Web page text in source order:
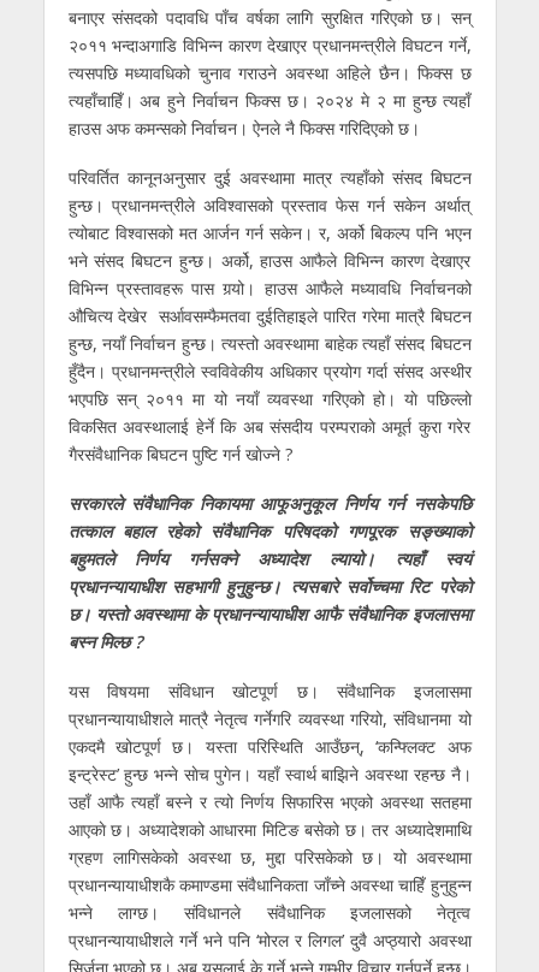
बनाएर संसदको पदावधि पाँच वर्षका लागि सुरक्षित गरिएको छ। सन्
२०११ भन्दाअगाडि विभिन्न कारण देखाएर प्रधानमन्त्रीले विघटन गर्ने,
त्यसपछि मध्यावधिको चुनाव गराउने अवस्था अहिले छैन। फिक्स छ
त्यहाँचाहिँ। अब हुने निर्वाचन फिक्स छ। २०२४ मे २ मा हुन्छ त्यहाँ
हाउस अफ कमन्सको निर्वाचन। ऐनले नै फिक्स गरिदिएको छ।
परिवर्तित कानूनअनुसार दुई अवस्थामा मात्र त्यहाँको संसद बिघटन
हुन्छ। प्रधानमन्त्रीले अविश्वासको प्रस्ताव फेस गर्न सकेन अर्थात्
त्योबाट विश्वासको मत आर्जन गर्न सकेन। र, अर्को बिकल्प पनि भएन
भने संसद बिघटन हुन्छ। अर्को, हाउस आफैले विभिन्न कारण देखाएर
विभिन्न प्रस्तावहरू पास गर्‍यो। हाउस आफैले मध्यावधि निर्वाचनको
औचित्य देखेर सर्आवसम्फैमतवा दुईतिहाइले पारित गरेमा मात्रै बिघटन
हुन्छ, नयाँ निर्वाचन हुन्छ। त्यस्तो अवस्थामा बाहेक त्यहाँ संसद बिघटन
हुँदैन। प्रधानमन्त्रीले स्वविवेकीय अधिकार प्रयोग गर्दा संसद अस्थीर
भएपछि सन् २०११ मा यो नयाँ व्यवस्था गरिएको हो। याे पछिल्लाे
विकसित अवस्थालाई हेर्ने कि अब संसदीय परम्पराकाे अमूर्त कुरा गरेर
गैरसंवैधानिक बिघटन पुष्टि गर्न खाेज्ने ?
सरकारले संवैधानिक निकायमा आफूअनुकूल निर्णय गर्न नसकेपछि
तत्काल बहाल रहेको संवैधानिक परिषदको गणपूरक सङ्ख्याको
बहुमतले निर्णय गर्नसक्ने अध्यादेश ल्यायो। त्यहाँ स्वयं
प्रधानन्यायाधीश सहभागी हुनुहुन्छ। त्यसबारे सर्वोच्चमा रिट परेको
छ। यस्तो अवस्थामा के प्रधानन्यायाधीश आफै संवैधानिक इजलासमा
बस्न मिल्छ ?
यस विषयमा संविधान खोटपूर्ण छ। संवैधानिक इजलासमा
प्रधानन्यायाधीशले मात्रै नेतृत्व गर्नेगरि व्यवस्था गरियो, संविधानमा यो
एकदमै खोटपूर्ण छ। यस्ता परिस्थिति आउँछन्, ‘कन्फ्लिक्ट अफ
इन्ट्रेस्ट’ हुन्छ भन्ने साेच पुगेन। यहाँ स्वार्थ बाझिने अवस्था रहन्छ नै।
उहाँ आफै त्यहाँ बस्ने र त्यो निर्णय सिफारिस भएको अवस्था सतहमा
आएकाे छ। अध्यादेशको आधारमा मिटिङ बसेको छ। तर अध्यादेशमाथि
ग्रहण लागिसकेको अवस्था छ, मुद्दा परिसकेको छ। यो अवस्थामा
प्रधानन्यायाधीशकै कमाण्डमा संवैधानिकता जाँच्ने अवस्था चाहिँ हुनुहुन्न
भन्ने लाग्छ। संविधानले संवैधानिक इजलासको नेतृत्व
प्रधानन्यायाधीशले गर्ने भने पनि ‘मोरल र लिगल’ दुवै अप्ठ्यारो अवस्था